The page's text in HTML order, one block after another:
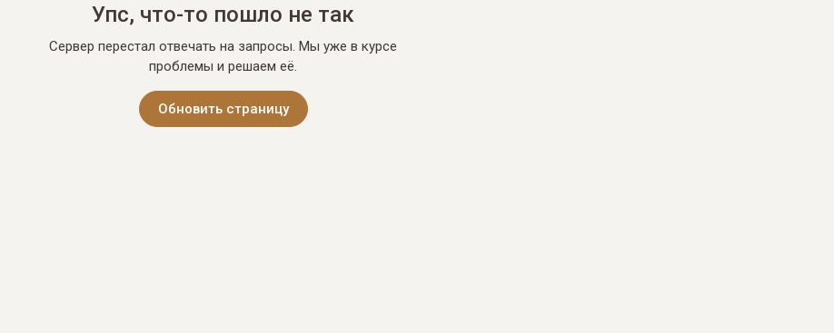
Упс, что-то пошло не так
Сервер перестал отвечать на запросы. Мы уже в курсе
проблемы и решаем её.
Обновить страницу